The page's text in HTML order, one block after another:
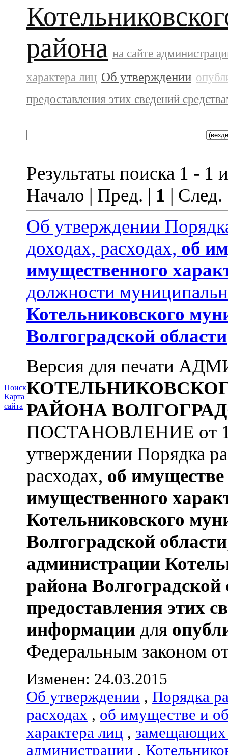
Поиск
Карта
сайта
района на сайте
характера лиц Об утверждении
предоставления этих сведений
Результаты поиска 1 - 1
Начало | Пред. | 1 |
Об утверждении
доходах, расходах, об
имущественного
должности
Котельниковского
Волгоградской области
Версия для печати
РАЙОНА
ПОСТАНОВЛЕНИЕ от
утверждении Порядка
расходах, об имуществе
имущественного
Котельниковского
Волгоградской области
администрации
района Волгоградской
предоставления этих
информации для
Федеральным законом
Изменен: 24.03.2015
Об утверждении , Порядка
расходах , об имуществе и
характера лиц , замещающих
администрации ,